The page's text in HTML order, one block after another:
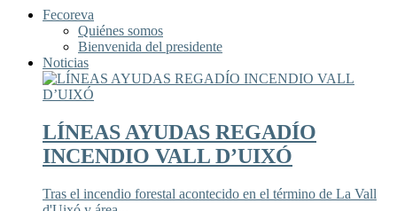
Fecoreva
Quiénes somos
Bienvenida del presidente
Noticias
LÍNEAS AYUDAS REGADÍO
INCENDIO VALL D’UIXÓ
Tras el incendio forestal acontecido en el término de La Vall